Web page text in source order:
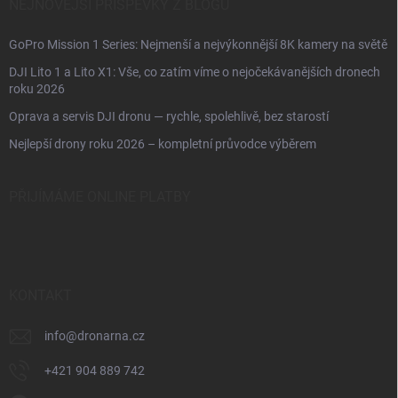
GoPro Mission 1 Series: Nejmenší a nejvýkonnější 8K kamery na světě
DJI Lito 1 a Lito X1: Vše, co zatím víme o nejočekávanějších dronech
roku 2026
Oprava a servis DJI dronu — rychle, spolehlivě, bez starostí
Nejlepší drony roku 2026 – kompletní průvodce výběrem
info@dronarna.cz
+421 904 889 742